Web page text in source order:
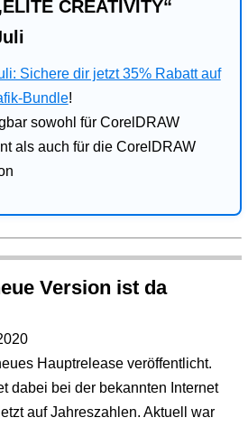
CREATIVITY“
Sichere dir jetzt 35% Rabatt auf
Bundle!
sowohl für CorelDRAW
als auch für die CorelDRAW
Version ist da
Hauptrelease veröffentlicht.
dabei bei der bekannten Internet
auf Jahreszahlen. Aktuell war